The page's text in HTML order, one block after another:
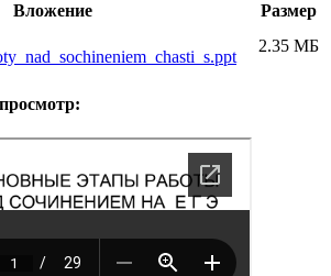
Вложение Размер
2.35 МБ